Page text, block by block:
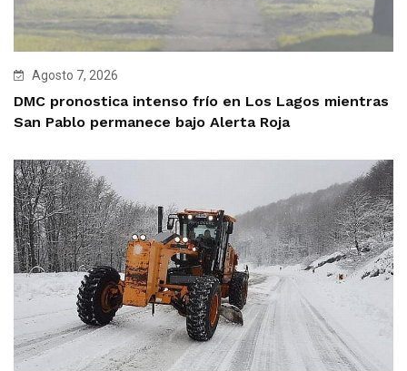
Agosto 7, 2026
DMC pronostica intenso frío en Los Lagos mientras
San Pablo permanece bajo Alerta Roja